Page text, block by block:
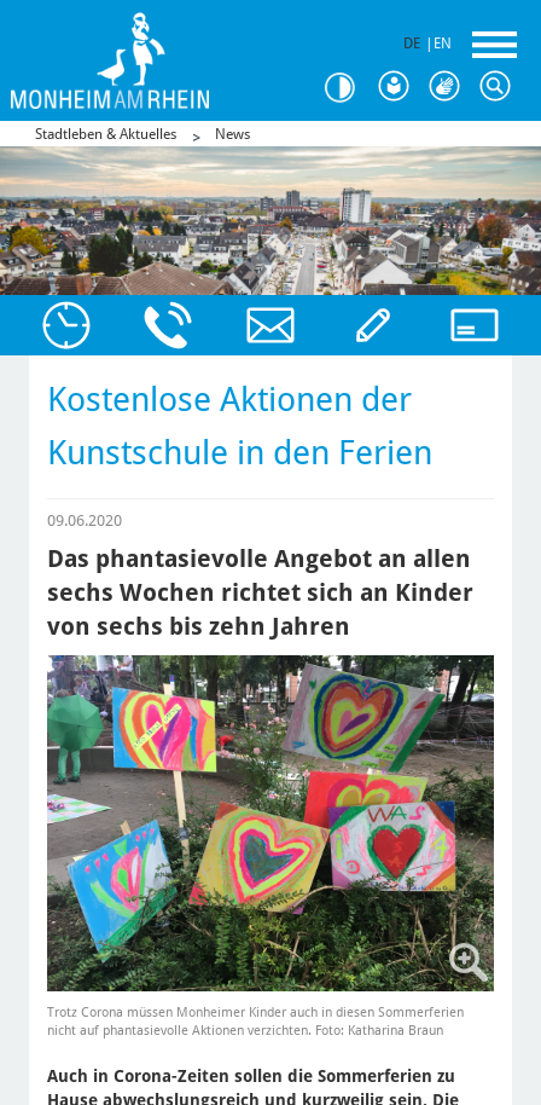
DE EN
Stadtleben & Aktuelles News
Kostenlose Aktionen der
Kunstschule in den Ferien
09.06.2020
Das phantasievolle Angebot an allen
sechs Wochen richtet sich an Kinder
von sechs bis zehn Jahren
Trotz Corona müssen Monheimer Kinder auch in diesen Sommerferien
nicht auf phantasievolle Aktionen verzichten. Foto: Katharina Braun
Auch in Corona-Zeiten sollen die Sommerferien zu
Hause abwechslungsreich und kurzweilig sein. Die